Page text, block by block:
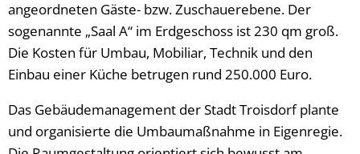
angeordneten Gäste- bzw. Zuschauerebene. Der
sogenannte „Saal A“ im Erdgeschoss ist 230 qm groß.
Die Kosten für Umbau, Mobiliar, Technik und den
Einbau einer Küche betrugen rund 250.000 Euro.
Das Gebäudemanagement der Stadt Troisdorf plante
und organisierte die Umbaumaßnahme in Eigenregie.